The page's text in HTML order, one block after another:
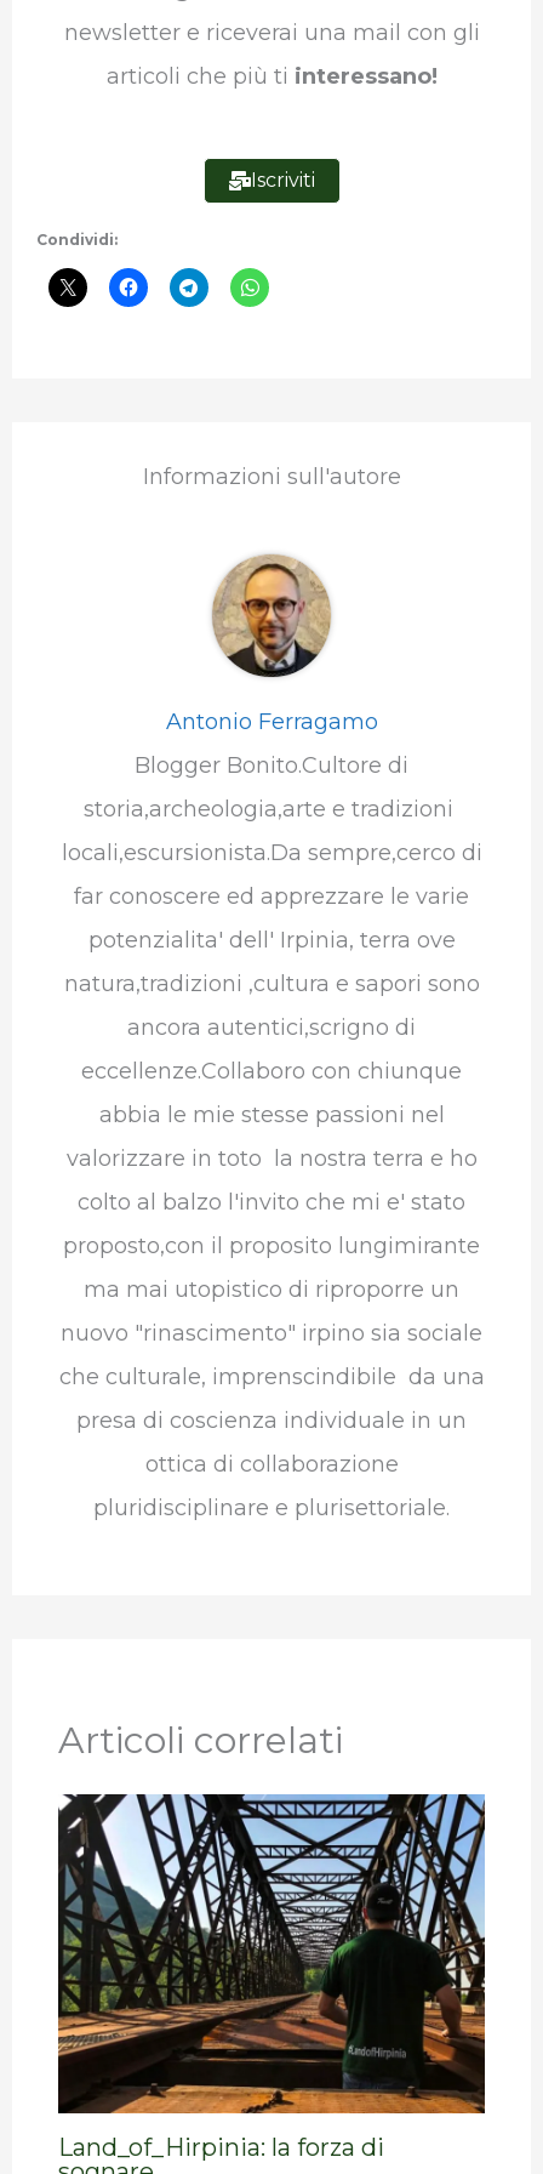
newsletter e riceverai una mail con gli
articoli che più ti interessano!
Iscriviti
Condividi:
Informazioni sull'autore
Antonio Ferragamo
Blogger Bonito.Cultore di
storia,archeologia,arte e tradizioni
locali,escursionista.Da sempre,cerco di
far conoscere ed apprezzare le varie
potenzialita' dell' Irpinia, terra ove
natura,tradizioni ,cultura e sapori sono
ancora autentici,scrigno di
eccellenze.Collaboro con chiunque
abbia le mie stesse passioni nel
valorizzare in toto la nostra terra e ho
colto al balzo l'invito che mi e' stato
proposto,con il proposito lungimirante
ma mai utopistico di riproporre un
nuovo "rinascimento" irpino sia sociale
che culturale, imprenscindibile da una
presa di coscienza individuale in un
ottica di collaborazione
pluridisciplinare e plurisettoriale.
Articoli correlati
Land_of_Hirpinia: la forza di